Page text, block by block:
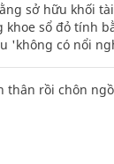
sở hữu khối
sổ đỏ tính
'không có nổi
thân rồi chôn